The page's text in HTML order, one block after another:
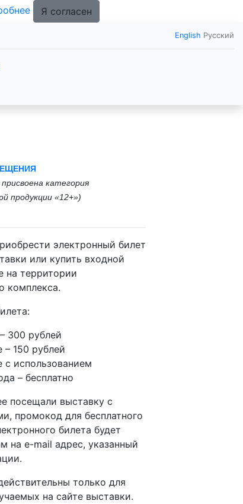
Я согласен
English Русский
категория
продукции «12+»)
электронный билет
или купить входной
на территории
комплекса.
300 рублей
– 150 рублей
с использованием
– бесплатно
посещали выставку c
промокод для бесплатного
билета будет
на e-mail адрес, указанный
только для
на сайте выставки.